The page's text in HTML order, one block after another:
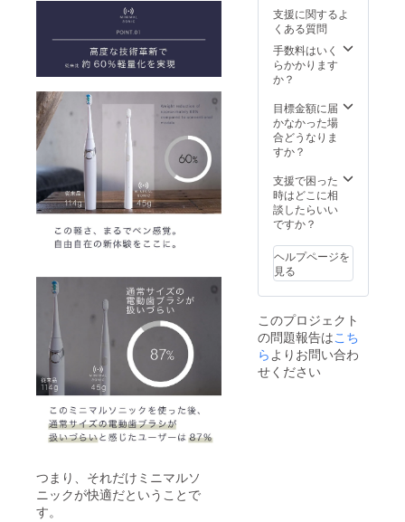
つまり、それだけミニマルソ
ニックが快適だということで
す。
ます。
る可能
性もご
ざいま
す。ご
了承く
い。 ※
ご注文
状況、
使用部
給状
況、製
造工程
上の都
より出
荷時期
が遅れ
る場合
ます。
支援に関するよ
くある質問
手数料はいく
らかかります
か？
目標金額に届
かなかった場
合どうなりま
すか？
支援で困った
時はどこに相
談したらいい
ですか？
ヘルプページを
見る
このプロジェクト
の問題報告はこち
ら よりお問い合わ
せください